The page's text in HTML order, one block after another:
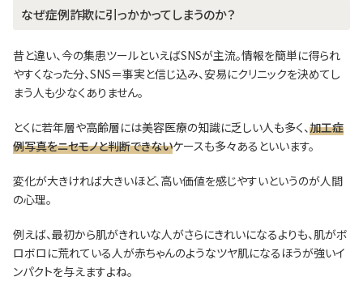
なぜ症例詐欺に引っかかってしまうのか？
昔と違い、今の集患ツールといえばSNSが主流。情報を簡単に得られ
やすくなった分、SNS＝事実と信じ込み、安易にクリニックを決めてし
まう人も少なくありません。
とくに若年層や高齢層には美容医療の知識に乏しい人も多く、加工症
例写真をニセモノと判断できないケースも多々あるといいます。
変化が大きければ大きいほど、高い価値を感じやすいというのが人間
の心理。
例えば、最初から肌がきれいな人がさらにきれいになるよりも、肌がボ
ロボロに荒れている人が赤ちゃんのようなツヤ肌になるほうが強いイ
ンパクトを与えますよね。